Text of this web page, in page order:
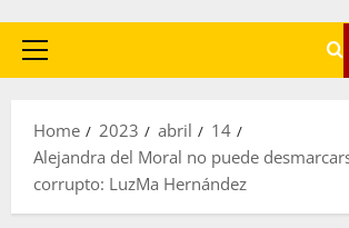
Primary
Home 2023 abril
14
Alejandra del Moral no puede
corrupto: LuzMa Hernández